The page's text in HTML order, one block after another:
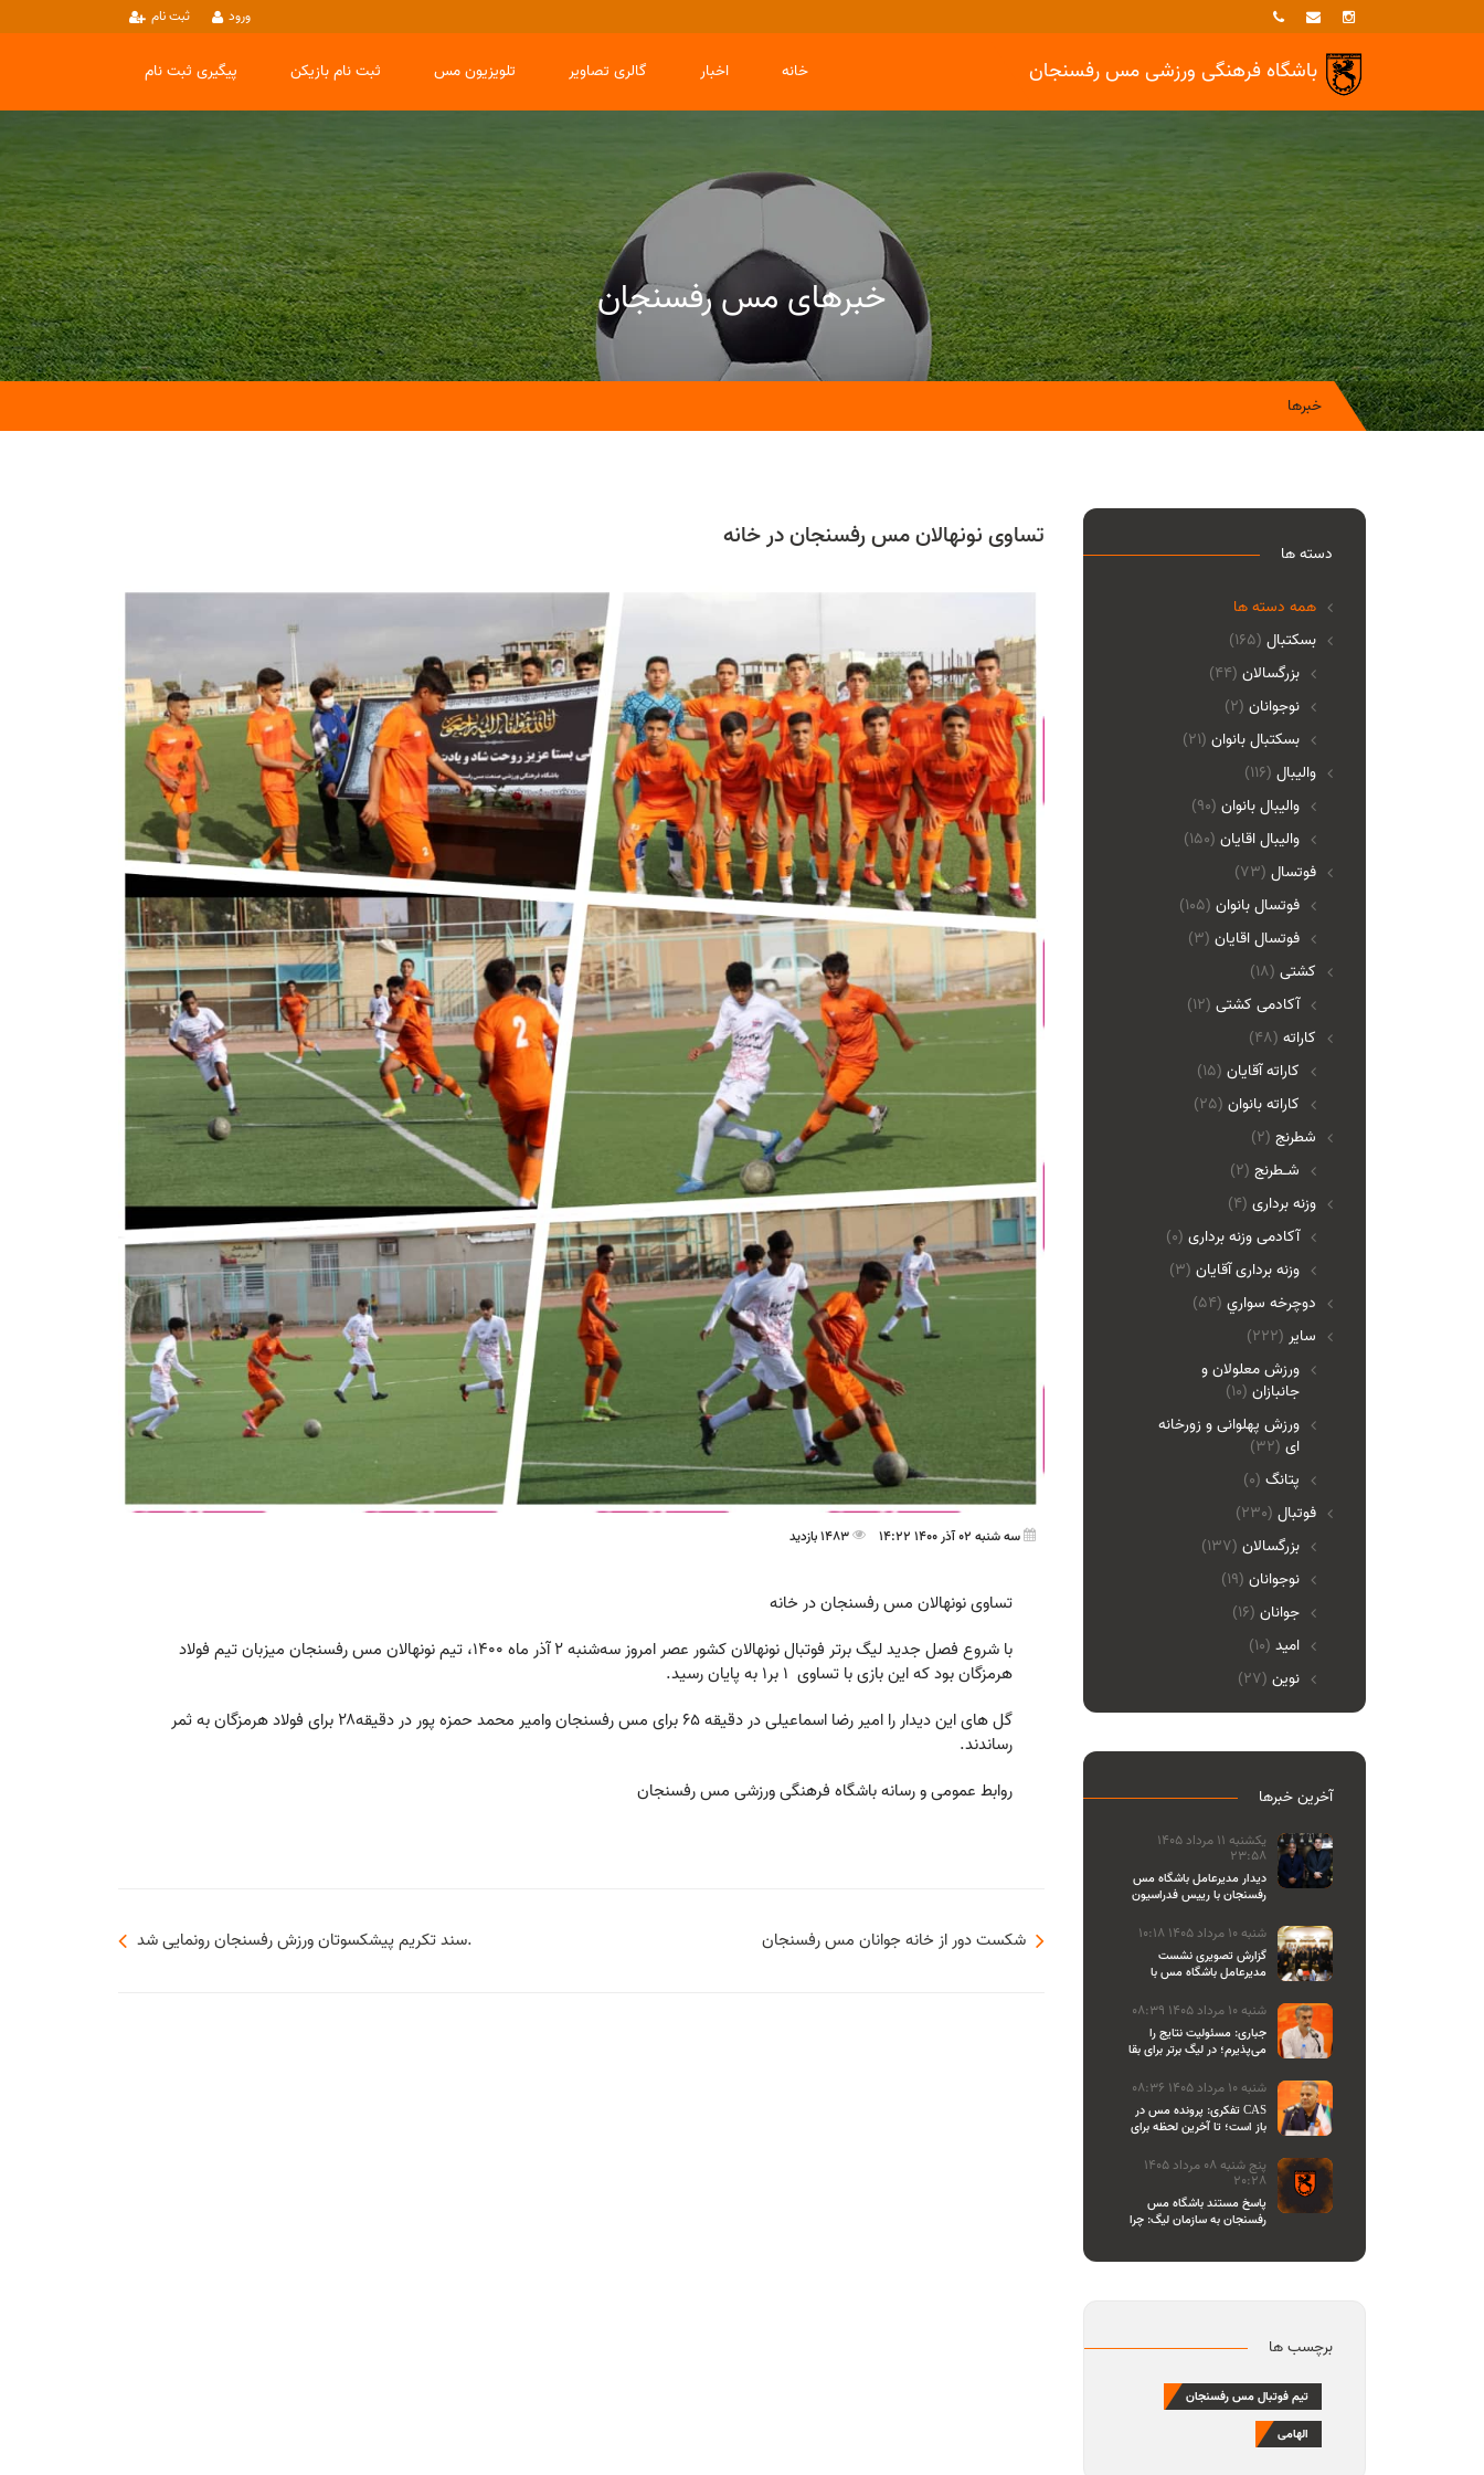
ثبت نام ورود
باشگاه فرهنگی ورزشیمس رفسنجان پیگیری ثبت نام ثبت نام بازیکن تلویزیون مس گالری تصاویر اخبار خانه
خبرهای مس رفسنجان
خبرها
تساوی نونهالان مس رفسنجان در خانه
سه شنبه 02 آذر 1400 14:22 1483 بازدید
تساوی نونهالان مس رفسنجان در خانه
با شروع فصل جدید لیگ برتر فوتبال نونهالان کشور عصر امروز سه‌شنبه ۲ آذر ماه ۱۴۰۰، تیم نونهالان مس رفسنجان میزبان تیم فولاد
هرمزگان بود که این بازی با تساوی 1 بر1 به پایان رسید.
گل های این دیدار را امیر رضا اسماعیلی در دقیقه ۶۵ برای مس رفسنجان وامیر محمد حمزه پور در دقیقه۲۸ برای فولاد هرمزگان به ثمر
رساندند.
روابط عمومی و رسانه باشگاه فرهنگی ورزشی مس رفسنجان
سند تکریم پیشکسوتان ورزش رفسنجان رونمایی شد. شکست دور از خانه جوانان مس رفسنجان
دسته ها
همه دسته ها
(165) بسکتبال
بزرگسالان (44)
نوجوانان (2)
بسکتبال بانوان (21)
(116) والیبال
واليبال بانوان (90)
واليبال اقايان (150)
(73) فوتسال
فوتسال بانوان (105)
فوتسال اقايان (3)
(18) کشتی
آکادمی کشتی (12)
(48) کاراته
کاراته آقایان (15)
کاراته بانوان (25)
(2) شطرنج
شـطرنج (2)
(4) وزنه برداری
آکادمی وزنه برداری (0)
وزنه برداری آقایان (3)
(54) دوچرخه سواري
(222) ساير
ورزش معلولان و
جانبازان (10)
ورزش پهلوانی و زورخانه
ای (32)
پتانگ (0)
(230) فوتبال
بزرگسالان (137)
نوجوانان (19)
جوانان (16)
امید (10)
نوین (27)
آخرین خبرها
یکشنبه 11 مرداد 1405
23:58
دیدار مدیرعامل باشگاه مس
رفسنجان با رییس فدراسیون
شنبه 10 مرداد 1405 10:18
گزارش تصویری نشست
مدیرعامل باشگاه مس با
شنبه 10 مرداد 1405 08:39
جباری: مسئولیت نتایج را
می‌پذیرم؛ در لیگ برتر برای بقا
می‌جنگیم
شنبه 10 مرداد 1405 08:36
تفکری: پرونده مس در CAS
باز است؛ تا آخرین لحظه برای
پنج شنبه 08 مرداد 1405
20:28
پاسخ مستند باشگاه مس
رفسنجان به سازمان لیگ: چرا
برچسب ها
تیم فوتبال مس رفسنجان
الهامی